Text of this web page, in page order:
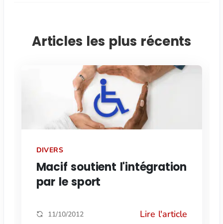
Articles les plus récents
DIVERS
Macif soutient l'intégration
par le sport
11/10/2012 Lire l'article